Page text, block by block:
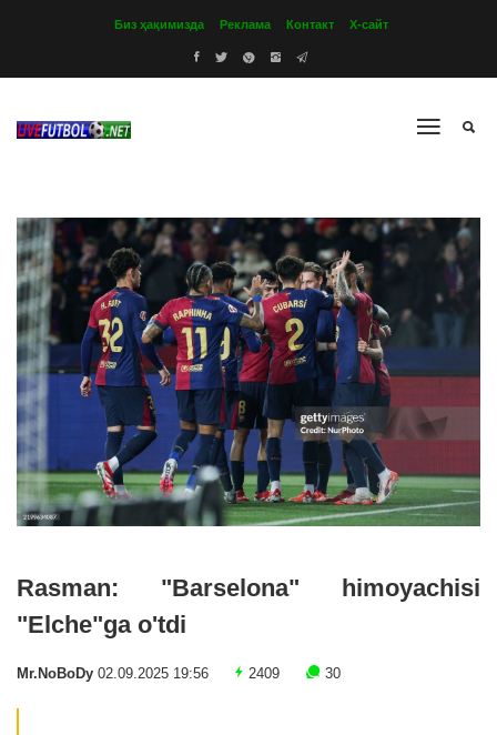
Биз ҳақимизда Реклама Контакт Х-сайт
Rasman: "Barselona" himoyachisi
"Elche"ga o'tdi
Mr.NoBoDy 02.09.2025 19:56 2409 30